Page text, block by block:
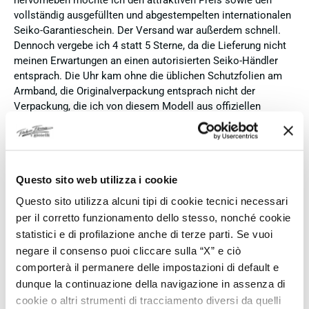
Questo sito web utilizza i cookie
Questo sito utilizza alcuni tipi di cookie tecnici necessari
per il corretto funzionamento dello stesso, nonché cookie
statistici e di profilazione anche di terze parti. Se vuoi
negare il consenso puoi cliccare sulla “X” e ciò
comporterà il permanere delle impostazioni di default e
dunque la continuazione della navigazione in assenza di
cookie o altri strumenti di tracciamento diversi da quelli
vollständig ausgefüllten und abgestempelten internationalen
Seiko-Garantieschein. Der Versand war außerdem schnell.
Dennoch vergebe ich 4 statt 5 Sterne, da die Lieferung nicht
meinen Erwartungen an einen autorisierten Seiko-Händler
entsprach. Die Uhr kam ohne die üblichen Schutzfolien am
Armband, die Originalverpackung entsprach nicht der
Verpackung, die ich von diesem Modell aus offiziellen
Präsentationen und Videos kenne (andere Box und anderes
Uhrenkissen), und auch die Seiko-Hangtags mit
hätte ich bei einer hochwertigen Uhr dieser Preisklasse
erwartet, dass sie mit der vollständigen Originalpräsentation
geliefert wird. Insgesamt empfehle ich den Händler aufgrund
des guten Preises und der seriösen Abwicklung, hoffe
jedoch, dass bei zukünftigen Bestellungen mehr Wert auf
eine vollständige und originale Präsentation gelegt wird.
Verifizierter Käufer